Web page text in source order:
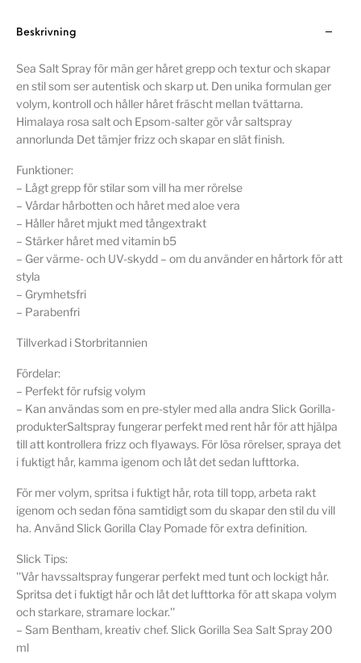
Beskrivning
Sea Salt Spray för män ger håret grepp och textur och skapar
en stil som ser autentisk och skarp ut. Den unika formulan ger
volym, kontroll och håller håret fräscht mellan tvättarna.
Himalaya rosa salt och Epsom-salter gör vår saltspray
annorlunda Det tämjer frizz och skapar en slät finish.
Funktioner:
– Lågt grepp för stilar som vill ha mer rörelse
– Vårdar hårbotten och håret med aloe vera
– Håller håret mjukt med tångextrakt
– Stärker håret med vitamin b5
– Ger värme- och UV-skydd – om du använder en hårtork för att
styla
– Grymhetsfri
– Parabenfri
Tillverkad i Storbritannien
Fördelar:
– Perfekt för rufsig volym
– Kan användas som en pre-styler med alla andra Slick Gorilla-
produkterSaltspray fungerar perfekt med rent hår för att hjälpa
till att kontrollera frizz och flyaways. För lösa rörelser, spraya det
i fuktigt hår, kamma igenom och låt det sedan lufttorka.
För mer volym, spritsa i fuktigt hår, rota till topp, arbeta rakt
igenom och sedan föna samtidigt som du skapar den stil du vill
ha. Använd Slick Gorilla Clay Pomade för extra definition.
Slick Tips:
''Vår havssaltspray fungerar perfekt med tunt och lockigt hår.
Spritsa det i fuktigt hår och låt det lufttorka för att skapa volym
och starkare, stramare lockar.''
– Sam Bentham, kreativ chef. Slick Gorilla Sea Salt Spray 200
ml